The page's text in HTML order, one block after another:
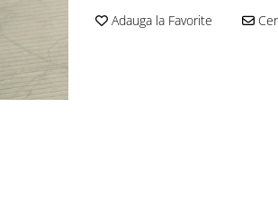
Adauga la Favorite